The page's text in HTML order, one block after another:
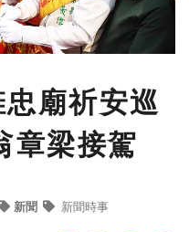
廟祈安巡
章梁接駕
新聞 新聞時事